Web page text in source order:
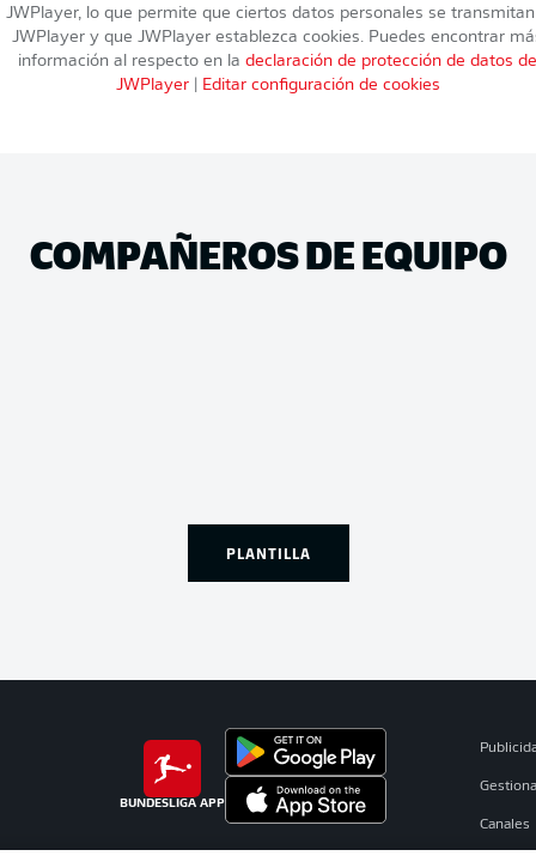
JWPlayer, lo que permite que ciertos datos personales se
JWPlayer y que JWPlayer establezca cookies. Puedes encontrar
información al respecto en la declaración de protección de datos de
JWPlayer| Editar configuración de cookies
COMPAÑEROS DE EQUIPO
PLANTILLA
BUNDESLIGA APP
Canales